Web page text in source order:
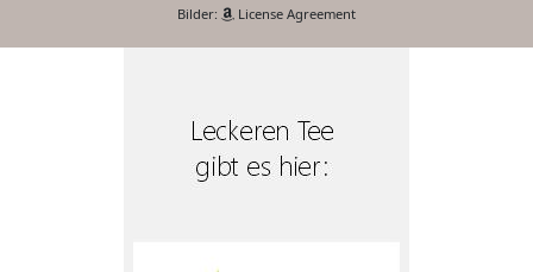
Bilder: License Agreement